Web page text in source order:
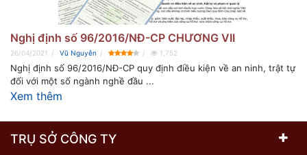
Nghị định số 96/2016/NĐ-CP CHƯƠNG VII
26/04/2021 Vũ Nguyễn 1,752
Nghị định số 96/2016/NĐ-CP quy định điều kiện về an ninh, trật tự
đối với một số ngành nghề đầu ...
Xem thêm
TRỤ SỞ CÔNG TY